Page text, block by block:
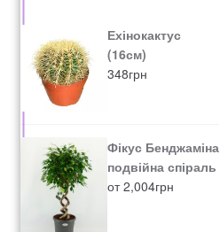
Ехінокактус
(16см)
348грн
Фікус Бенджаміна
подвійна спіраль
от2,004грн